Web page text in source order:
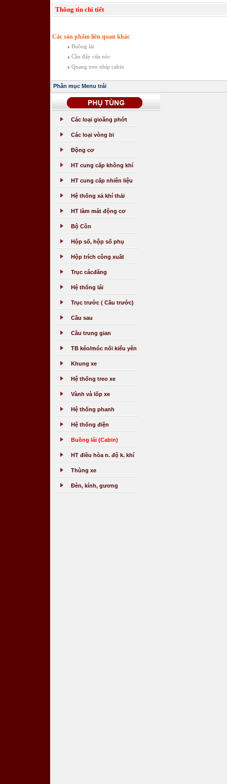
Thông tin chi tiết
Các sản phẩm liên quan khác
Buồng lái
Cần đẩy cửa nóc
Quang treo nhíp cabin
Phân mục Menu trái
Các loại gioăng phớt
Các loại vòng bi
Động cơ
HT cung cấp không khí
HT cung cấp nhiên liệu
Hệ thống xả khí thải
HT làm mát động cơ
Bộ Côn
Hộp số, hộp số phụ
Hộp trích công xuất
Trục cácđăng
Hệ thống lái
Trục trước ( Cầu trước)
Cầu sau
Cầu trung gian
TB kéo/móc nối kiểu yên
Khung xe
Hệ thống treo xe
Vành và lốp xe
Hệ thống phanh
Hệ thống điện
Buồng lái (Cabin)
HT điều hòa n. độ k. khí
Thùng xe
Đèn, kính, gương